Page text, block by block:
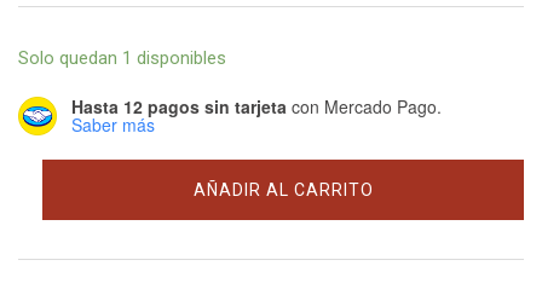
Solo quedan 1 disponibles
Hasta 12 pagos sin tarjeta con Mercado Pago.
Saber más
(Matt)
AÑADIR AL CARRITO